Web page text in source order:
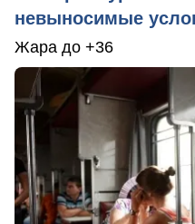
невыносимые
Жара до +36